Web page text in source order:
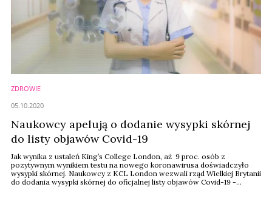
ZDROWIE
Naukowcy apelują o dodanie wysypki skórnej
do listy objawów Covid-19
Jak wynika z ustaleń King’s College London, aż 9 proc. osób z
pozytywnym wynikiem testu na nowego koronawirusa doświadczyło
wysypki skórnej. Naukowcy z KCL London wezwali rząd Wielkiej Brytanii
do dodania wysypki skórnej do oficjalnej listy objawów Covid-19 -
05.10.2020